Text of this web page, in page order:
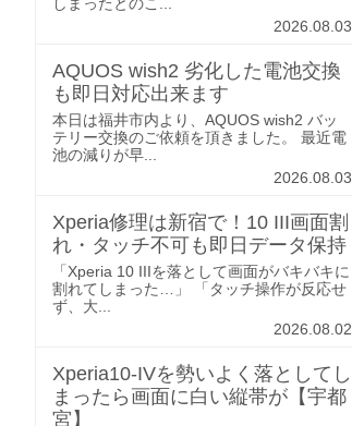
2026.08.03
AQUOS wish2 劣化した電池交換
も即日対応出来ます
本日は福井市内より、AQUOS wish2 バッ
テリー交換のご依頼を頂きました。 最近電
池の減りが早...
2026.08.03
Xperia修理は新宿で！10 III画面割
れ・タッチ不可も即日データ保持
「Xperia 10 IIIを落として画面がバキバキに
割れてしまった…」 「タッチ操作が反応せ
ず、大...
2026.08.02
Xperia10-IVを勢いよく落としてし
まったら画面に白い縦帯が【宇都
宮】